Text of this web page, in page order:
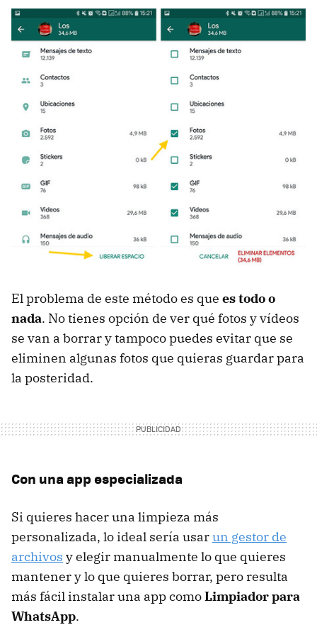
El problema de este método es que es todo o
nada. No tienes opción de ver qué fotos y vídeos
se van a borrar y tampoco puedes evitar que se
eliminen algunas fotos que quieras guardar para
la posteridad.
Con una app especializada
Si quieres hacer una limpieza más
personalizada, lo ideal sería usarun gestor de
archivos y elegir manualmente lo que quieres
mantener y lo que quieres borrar, pero resulta
más fácil instalar una app comoLimpiador para
WhatsApp.